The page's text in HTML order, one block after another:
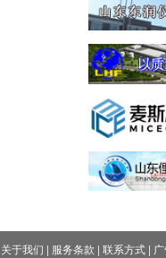
关于我们 | 服务条款 | 联系方式|